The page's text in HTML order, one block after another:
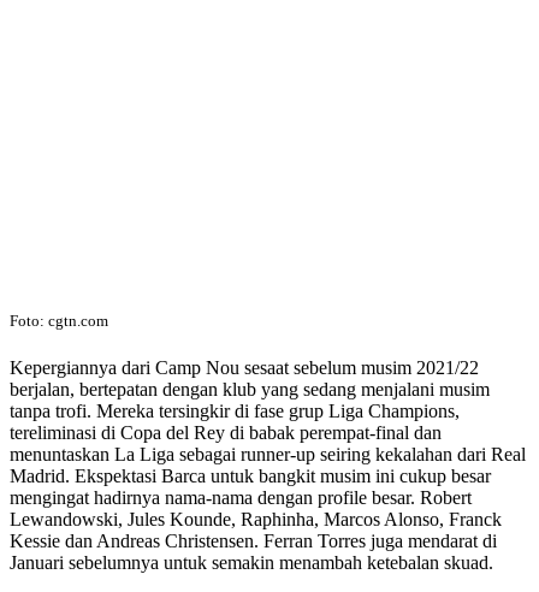
Foto: cgtn.com
Kepergiannya dari Camp Nou sesaat sebelum musim 2021/22
berjalan, bertepatan dengan klub yang sedang menjalani musim
tanpa trofi. Mereka tersingkir di fase grup Liga Champions,
tereliminasi di Copa del Rey di babak perempat-final dan
menuntaskan La Liga sebagai runner-up seiring kekalahan dari Real
Madrid. Ekspektasi Barca untuk bangkit musim ini cukup besar
mengingat hadirnya nama-nama dengan profile besar. Robert
Lewandowski, Jules Kounde, Raphinha, Marcos Alonso, Franck
Kessie dan Andreas Christensen. Ferran Torres juga mendarat di
Januari sebelumnya untuk semakin menambah ketebalan skuad.